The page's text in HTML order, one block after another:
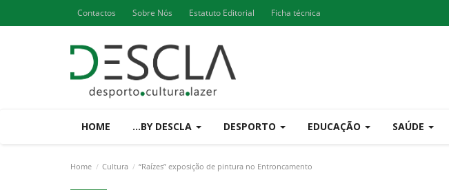
Contactos Sobre Nós Estatuto Editorial Ficha técnica
HOME ...BY DESCLA DESPORTO EDUCAÇÃO SAÚDE
Home Cultura “Raízes” exposição de pintura no Entroncamento